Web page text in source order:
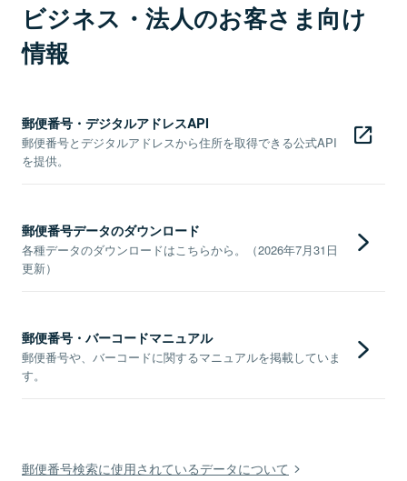
ビジネス・法人のお客さま向け
情報
郵便番号・デジタルアドレスAPI
郵便番号とデジタルアドレスから住所を取得できる公式API
を提供。
郵便番号データのダウンロード
各種データのダウンロードはこちらから。（2026年7月31日
更新）
郵便番号・バーコードマニュアル
郵便番号や、バーコードに関するマニュアルを掲載していま
す。
郵便番号検索に使用されているデータについて